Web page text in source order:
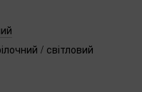
/ світловий